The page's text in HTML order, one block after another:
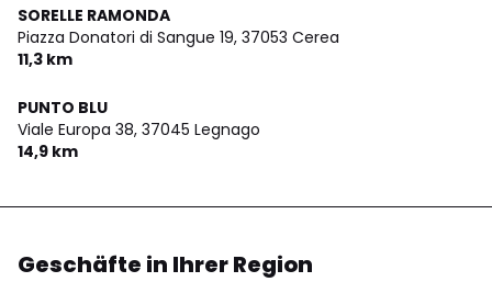
SORELLE RAMONDA
Piazza Donatori di Sangue 19, 37053 Cerea
11,3 km
PUNTO BLU
Viale Europa 38, 37045 Legnago
14,9 km
Geschäfte in Ihrer Region